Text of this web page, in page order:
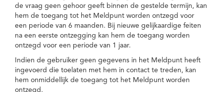
de vraag geen gehoor geeft binnen de gestelde termijn, kan
hem de toegang tot het Meldpunt worden ontzegd voor
een periode van 6 maanden. Bij nieuwe gelijkaardige feiten
na een eerste ontzegging kan hem de toegang worden
ontzegd voor een periode van 1 jaar.
Indien de gebruiker geen gegevens in het Meldpunt heeft
ingevoerd die toelaten met hem in contact te treden, kan
hem onmiddellijk de toegang tot het Meldpunt worden
ontzegd.